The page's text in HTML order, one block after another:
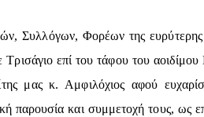
Συλλόγων, Φορέων της ευρύτερης
επί του τάφου του
μας κ. Αμφιλόχιος αφού
παρουσία και συμμετοχή τους, ως